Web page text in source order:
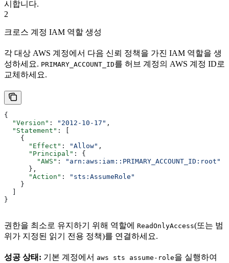
시합니다.
2
크로스 계정 IAM 역할 생성
각 대상 AWS 계정에서 다음 신뢰 정책을 가진 IAM 역할을 생
성하세요. PRIMARY_ACCOUNT_ID를 허브 계정의 AWS 계정 ID로
교체하세요.
{
  "Version"
: "2012-10-17" ,
  "Statement"
: [
    {
      "Effect"
: "Allow" ,
      "Principal"
: {
        "AWS"
:
"arn:aws:iam::PRIMARY_ACCOUNT_ID:root"
      },
      "Action"
:
"sts:AssumeRole"
    }
}
권한을 최소로 유지하기 위해 역할에 ReadOnlyAccess(또는 범
위가 지정된 읽기 전용 정책)를 연결하세요.
성공 상태: 기본 계정에서 aws sts assume-role을 실행하여